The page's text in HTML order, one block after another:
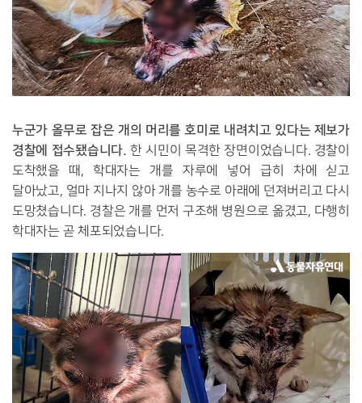
누군가 올무로 잡은 개의 머리를 호미로 내려치고 있다는 제보가
경찰에 접수됐습니다. 한 시민이 목격한 장면이었습니다. 경찰이
도착했을 때, 학대자는 개를 자루에 넣어 급히 차에 싣고
달아났고, 얼마 지나지 않아 개를 농수로 아래에 던져버리고 다시
도망쳤습니다. 경찰은 개를 먼저 구조해 병원으로 옮겼고, 다행히
학대자는 곧 체포되었습니다.